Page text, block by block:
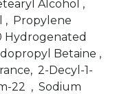
Alcohol ,
, Propylene
Hydrogenated
Betaine ,
2-Decyl-1-
22 , Sodium